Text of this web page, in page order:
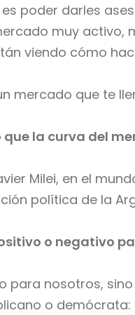
es poder darles
muy
viendo cómo
mercado que te
la curva del
Milei, en el
política de la
o negativo
para nosotros,
o